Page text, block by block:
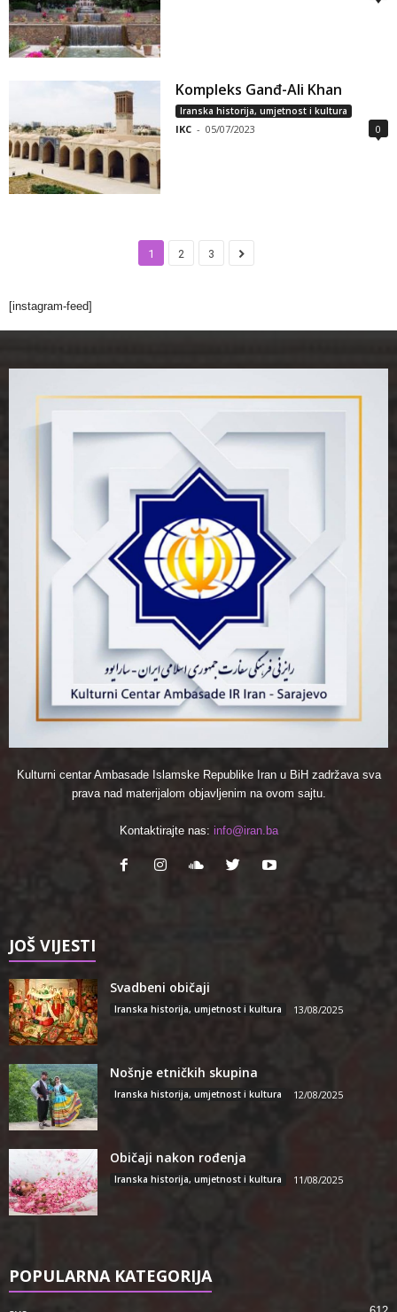
Kompleks Ganđ-Ali Khan
Iranska historija, umjetnost i kultura
IKC - 05/07/2023 0
1 2 3
[instagram-feed]
Kulturni centar Ambasade Islamske Republike Iran u BiH zadržava sva
prava nad materijalom objavljenim na ovom sajtu.
Kontaktirajte nas: info@iran.ba
JOŠ VIJESTI
Svadbeni običaji
Iranska historija, umjetnost i kultura 13/08/2025
Nošnje etničkih skupina
Iranska historija, umjetnost i kultura 12/08/2025
Običaji nakon rođenja
Iranska historija, umjetnost i kultura 11/08/2025
POPULARNA KATEGORIJA